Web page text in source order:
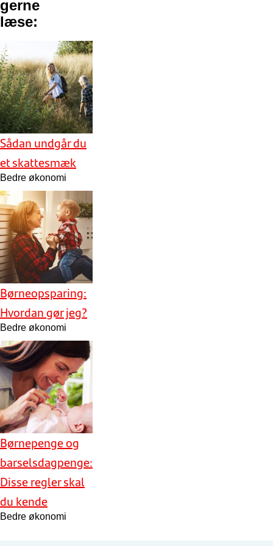
gerne
læse:
Sådan undgår du
et skattesmæk
Bedre økonomi
Børneopsparing:
Hvordan gør jeg?
Bedre økonomi
Børnepenge og
barselsdagpenge:
Disse regler skal
du kende
Bedre økonomi